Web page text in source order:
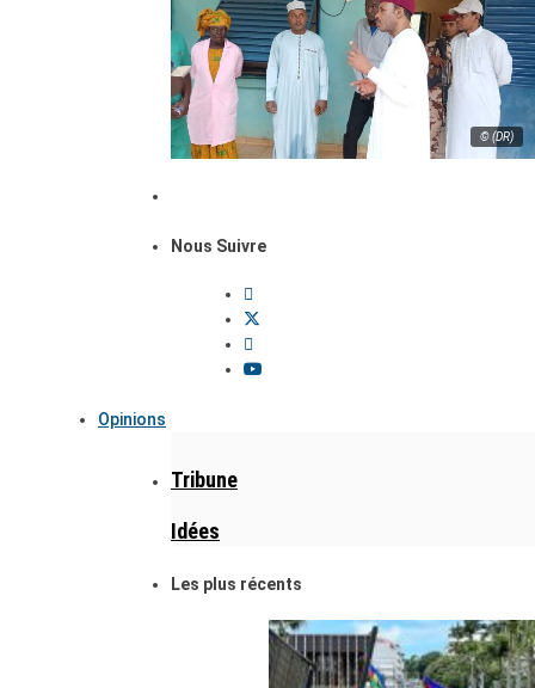
© (DR)
Nous Suivre
Opinions
Tribune
Idées
Les plus récents